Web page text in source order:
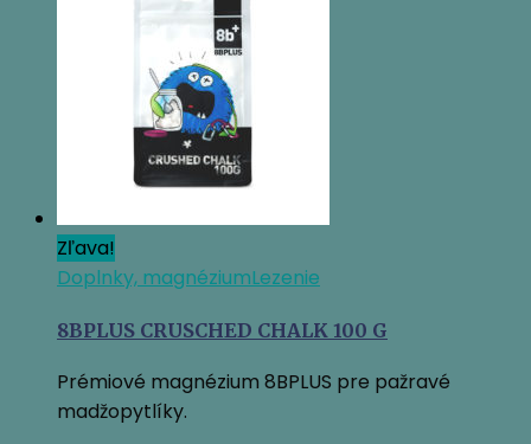
Zľava!
Doplnky, magnéziumLezenie
8BPLUS CRUSCHED CHALK 100 G
Prémiové magnézium 8BPLUS pre pažravé
madžopytlíky.